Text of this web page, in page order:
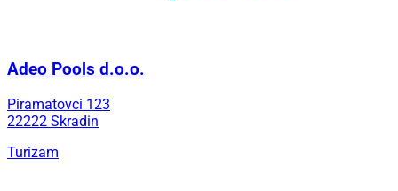
Adeo Pools d.o.o.
Piramatovci 123
22222 Skradin
Turizam